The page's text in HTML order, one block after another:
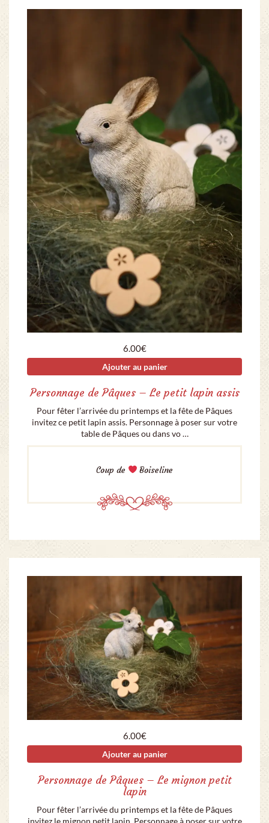
6.00€
Ajouter au panier
Personnage de Pâques – Le petit lapin assis
Pour fêter l’arrivée du printemps et la fête de Pâques
invitez ce petit lapin assis. Personnage à poser sur votre
table de Pâques ou dans vo …
Coup de Boiseline
6.00€
Ajouter au panier
Personnage de Pâques – Le mignon petit
lapin
Pour fêter l’arrivée du printemps et la fête de Pâques
invitez le mignon petit lapin. Personnage à poser sur votre